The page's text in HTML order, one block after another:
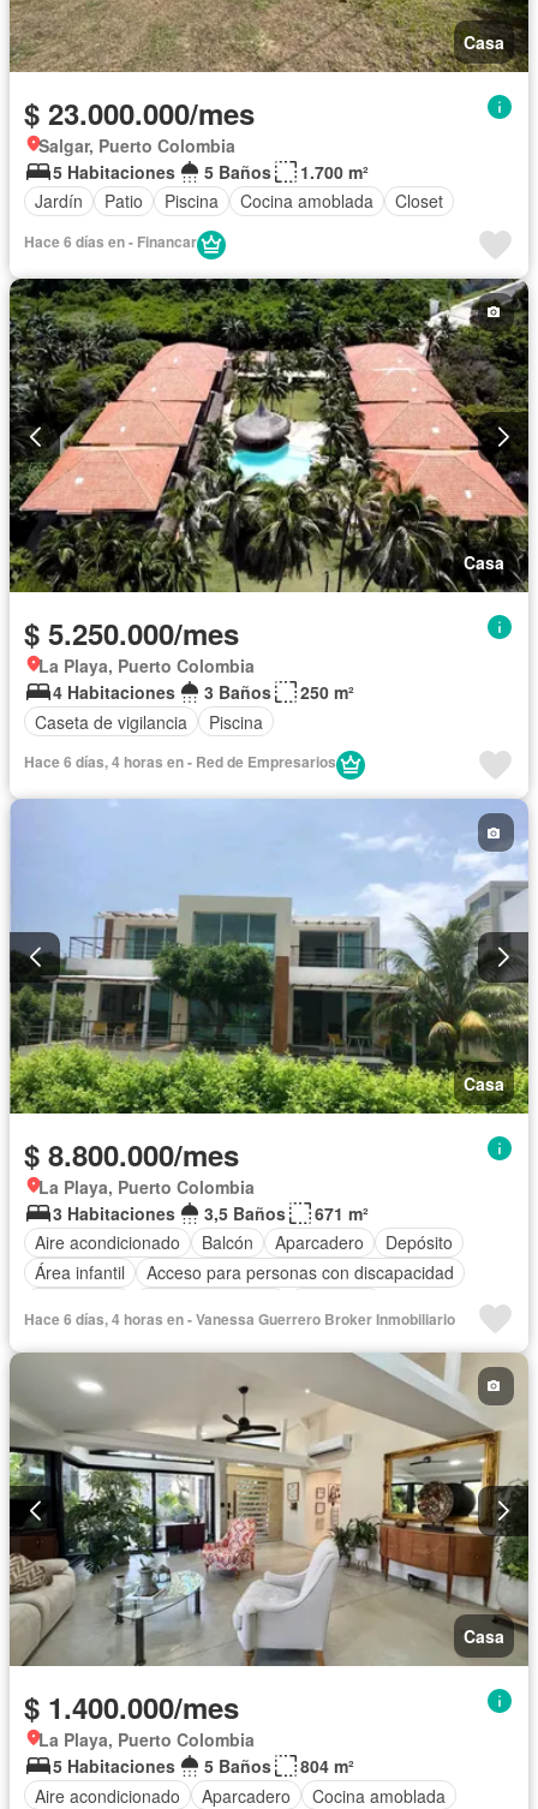
Casa
$ 23.000.000/mes
Salgar, Puerto Colombia
5 Habitaciones
5 Baños
1.700 m²
Jardín
Patio Piscina Cocina amoblada Closet
Hace 6 días en - Financar
Casa
$ 5.250.000/mes
La Playa, Puerto Colombia
4 Habitaciones
3 Baños
250 m²
Caseta de vigilancia
Piscina
Hace 6 días, 4 horas en - Red de Empresarios
Casa
$ 8.800.000/mes
La Playa, Puerto Colombia
3 Habitaciones
3,5 Baños
671 m²
Aire acondicionado
Balcón Aparcadero
Depósito
Área infantil
Acceso para personas con discapacidad
Cocina integral
Internet Jacuzzi
Gas natural
Agua Patio
Hace 6 días, 4 horas en - Vanessa Guerrero Broker Inmobiliario
Casa
$ 1.400.000/mes
La Playa, Puerto Colombia
5 Habitaciones
5 Baños
804 m²
Aire acondicionado
Aparcadero
Cocina amoblada